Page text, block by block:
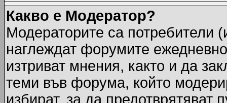
Какво е Модератор?
Модераторите са потребители
наглеждат форумите
изтриват мнения, както и да
теми във форума, който
избират, за да предотврятяват